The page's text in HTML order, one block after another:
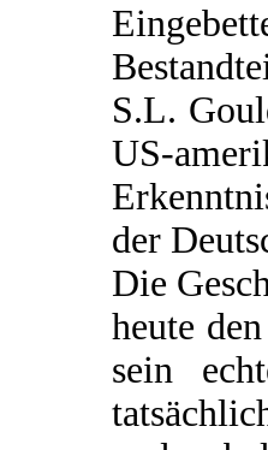
S.L.
US-
der
Die
heute
sein